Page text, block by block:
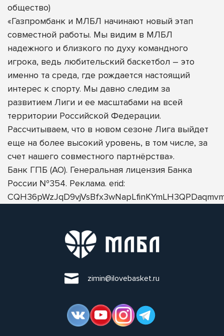
общество)
«Газпромбанк и МЛБЛ начинают новый этап
совместной работы. Мы видим в МЛБЛ
надежного и близкого по духу командного
игрока, ведь любительский баскетбол – это
именно та среда, где рождается настоящий
интерес к спорту. Мы давно следим за
развитием Лиги и ее масштабами на всей
территории Российской Федерации.
Рассчитываем, что в новом сезоне Лига выйдет
еще на более высокий уровень, в том числе, за
счет нашего совместного партнёрства».
Банк ГПБ (АО). Генеральная лицензия Банка
России №354. Реклама. erid:
zimin@ilovebasket.ru